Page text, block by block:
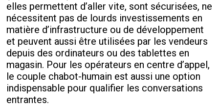
elles permettent d’aller vite, sont sécurisées, ne
nécessitent pas de lourds investissements en
matière d’infrastructure ou de développement
et peuvent aussi être utilisées par les vendeurs
depuis des ordinateurs ou des tablettes en
magasin. Pour les opérateurs en centre d’appel,
le couple chabot-humain est aussi une option
indispensable pour qualifier les conversations
entrantes.